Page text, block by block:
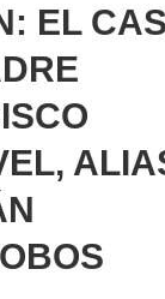
EL